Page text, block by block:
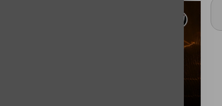
کابل شارژ اورجينال دوسرتايپ سی s21